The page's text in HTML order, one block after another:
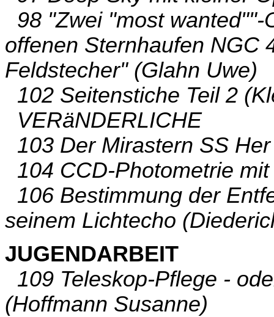
98 "Zwei "most
offenen Sternhaufen NGC
Feldstecher" (Glahn Uwe)
102 Seitenstiche Teil 2
VERäNDERLICHE
103 Der Mirastern SS
104 CCD-Photometrie
106 Bestimmung der
seinem Lichtecho
JUGENDARBEIT
109 Teleskop-Pflege -
(Hoffmann Susanne)